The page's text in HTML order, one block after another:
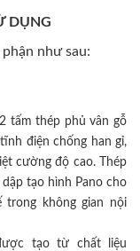
DỤNG
như sau:
tấm thép phủ vân gỗ
điện chống han gỉ,
cường độ cao. Thép
tạo hình Pano cho
trong không gian nội
tạo từ chất liệu